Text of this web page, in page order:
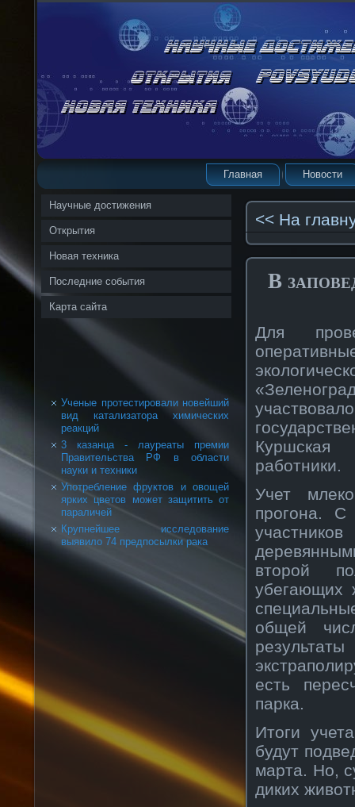
Главная Новости
Научные достижения
Открытия
Новая техника
Последние события
Карта сайта
Ученые протестировали новейший
вид катализатора химических
реакций
3 казанца - лауреаты премии
Правительства РФ в области
науки и техники
Употребление фруктов и овощей
ярких цветов может защитить от
параличей
Крупнейшее исследование
выявило 74 предпосылки рака
<< На
В
Для
Куршская
работники.
Учет
прогона. С
второй
убегающих
общей
есть
парка.
Итоги
будут
марта. Но,
диких